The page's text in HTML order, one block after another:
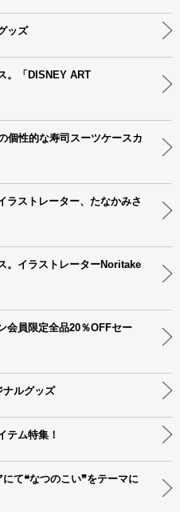
ッズ
。「DISNEY ART
個性的な寿司スーツケースカ
ラストレーター、たなかみさ
。イラストレーターNoritake
会員限定全品20％OFFセー
ナルグッズ
テム特集！
て❝なつのこい❞をテーマに